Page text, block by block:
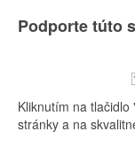
Podporte túto
Kliknutím na
stránky a na